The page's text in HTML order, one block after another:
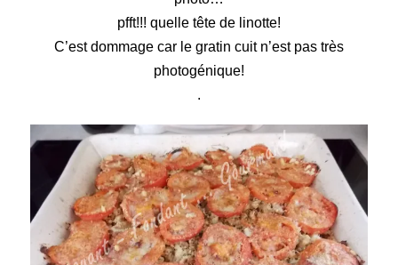
pfft!!! quelle tête de linotte!
C’est dommage car le gratin cuit n’est pas très
photogénique!
.